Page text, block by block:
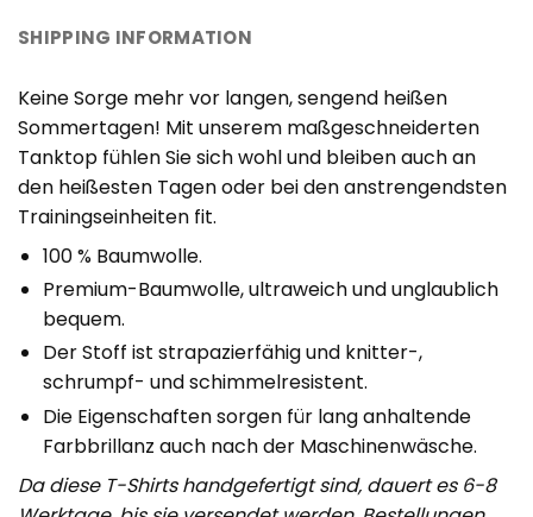
SHIPPING INFORMATION
Keine Sorge mehr vor langen, sengend heißen
Sommertagen! Mit unserem maßgeschneiderten
Tanktop fühlen Sie sich wohl und bleiben auch an
den heißesten Tagen oder bei den anstrengendsten
Trainingseinheiten fit.
100 % Baumwolle.
Premium-Baumwolle, ultraweich und unglaublich
bequem.
Der Stoff ist strapazierfähig und knitter-,
schrumpf- und schimmelresistent.
Die Eigenschaften sorgen für lang anhaltende
Farbbrillanz auch nach der Maschinenwäsche.
Da diese T-Shirts handgefertigt sind, dauert es 6-8